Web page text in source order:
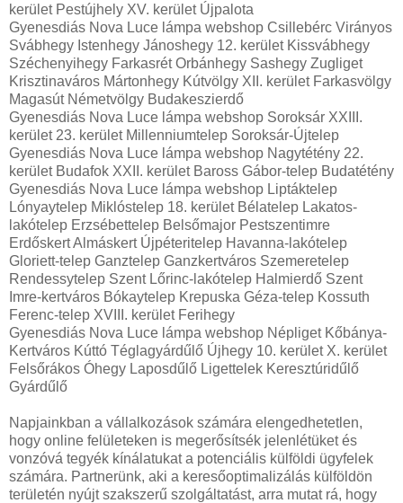
kerület Pestújhely XV. kerület Újpalota
Gyenesdiás Nova Luce lámpa webshop Csillebérc Virányos
Svábhegy Istenhegy Jánoshegy 12. kerület Kissvábhegy
Széchenyihegy Farkasrét Orbánhegy Sashegy Zugliget
Krisztinaváros Mártonhegy Kútvölgy XII. kerület Farkasvölgy
Magasút Németvölgy Budakeszierdő
Gyenesdiás Nova Luce lámpa webshop Soroksár XXIII.
kerület 23. kerület Millenniumtelep Soroksár-Újtelep
Gyenesdiás Nova Luce lámpa webshop Nagytétény 22.
kerület Budafok XXII. kerület Baross Gábor-telep Budatétény
Gyenesdiás Nova Luce lámpa webshop Liptáktelep
Lónyaytelep Miklóstelep 18. kerület Bélatelep Lakatos-
lakótelep Erzsébettelep Belsőmajor Pestszentimre
Erdőskert Almáskert Újpéteritelep Havanna-lakótelep
Gloriett-telep Ganztelep Ganzkertváros Szemeretelep
Rendessytelep Szent Lőrinc-lakótelep Halmierdő Szent
Imre-kertváros Bókaytelep Krepuska Géza-telep Kossuth
Ferenc-telep XVIII. kerület Ferihegy
Gyenesdiás Nova Luce lámpa webshop Népliget Kőbánya-
Kertváros Kúttó Téglagyárdűlő Újhegy 10. kerület X. kerület
Felsőrákos Óhegy Laposdűlő Ligettelek Keresztúridűlő
Gyárdűlő
Napjainkban a vállalkozások számára elengedhetetlen,
hogy online felületeken is megerősítsék jelenlétüket és
vonzóvá tegyék kínálatukat a potenciális külföldi ügyfelek
számára. Partnerünk, aki a keresőoptimalizálás külföldön
területén nyújt szakszerű szolgáltatást, arra mutat rá, hogy